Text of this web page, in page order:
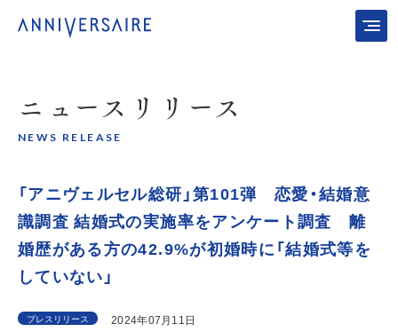
ニュース リリース
NEWS RELEASE
「アニヴェルセル総研」第101弾 恋愛・結婚意
識調査 結婚式の実施率をアンケート調査 離
婚歴がある方の42.9%が初婚時に「結婚式等を
していない」
プレスリリース 2024年07月11日